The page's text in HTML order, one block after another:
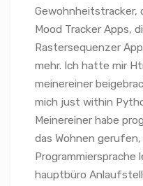
Gewohnheitstracker,
Mood Tracker Apps,
Rastersequenzer
mehr. Ich hatte mir
meinereiner
mich just within
Meinereiner habe
das Wohnen
Programmiersprache
hauptbüro